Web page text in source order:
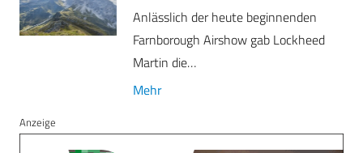
Anlässlich der heute beginnenden
Farnborough Airshow gab Lockheed
Martin die…
Mehr
Anzeige